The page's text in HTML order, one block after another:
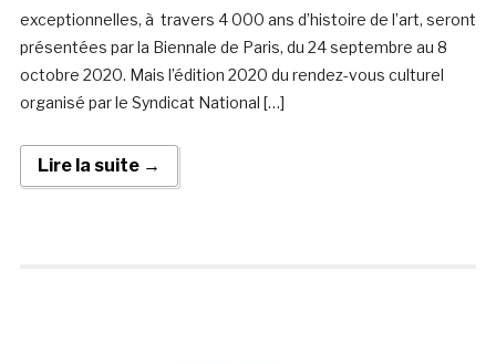
exceptionnelles, à travers 4 000 ans d’histoire de l’art, seront
présentées par la Biennale de Paris, du 24 septembre au 8
octobre 2020. Mais l’édition 2020 du rendez-vous culturel
organisé par le Syndicat National […]
Lire la suite →